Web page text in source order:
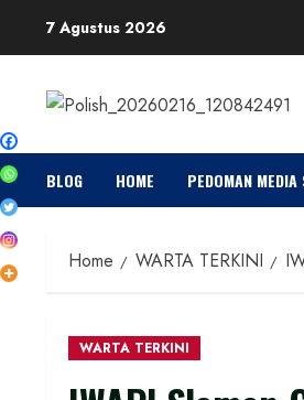
7 Agustus 2026
BLOG HOME PEDOMAN MEDIA
Home WARTA TERKINI
WARTA TERKINI